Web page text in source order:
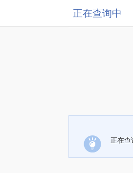
正在查询中
正在查